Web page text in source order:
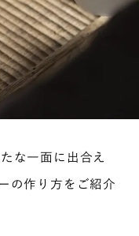
な一面に出合え
の作り方をご紹介